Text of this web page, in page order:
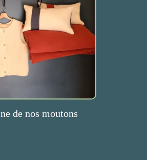
de nos moutons